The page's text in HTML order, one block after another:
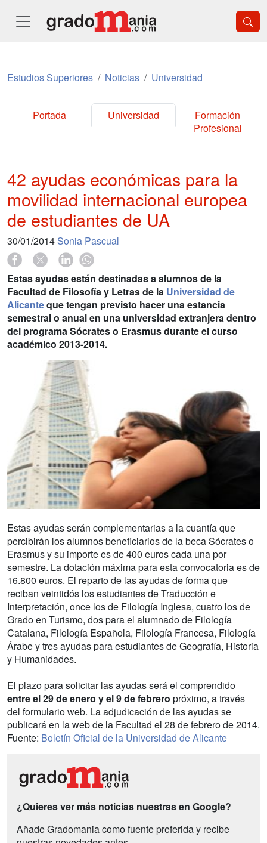
Estudios Superiores Noticias Universidad
Portada Universidad
Formación
Profesional
42 ayudas económicas para la
movilidad internacional europea
de estudiantes de UA
30/01/2014 Sonia Pascual
Estas ayudas están destinadas a alumnos de la
Facultad de Filosofía y Letras de la Universidad de
Alicanteque tengan previsto hacer una estancia
semestral o anual en una universidad extranjera dentro
del programa Sócrates o Erasmus durante el curso
académico 2013-2014.
Estas ayudas serán complementarias a la cuantía que
percibirán los alumnos beneficiarios de la beca Sócrates o
Erasmus y su importe es de 400 euros cada una por
semestre. La dotación máxima para esta convocatoria es de
16.800 euros. El reparto de las ayudas de forma que
reciban veintidós los estudiantes de Traducción e
Interpretación, once los de Filología Inglesa, cuatro los de
Grado en Turismo, dos para el alumnado de Filología
Catalana, Filología Española, Filología Francesa, Filología
Árabe y tres ayudas para estudiantes de Geografía, Historia
y Humanidades.
El plazo para solicitar las ayudas será el comprendido
entre el 29 de enero y el 9 de febrero próximo, a través
del formulario web. La adjudicación de las ayudas se
publicará en la web de la Facultad el 28 de febrero de 2014.
Fuente: Boletín Oficial de la Universidad de Alicante
¿Quieres ver más noticias nuestras en Google?
Añade Gradomania como fuente preferida y recibe